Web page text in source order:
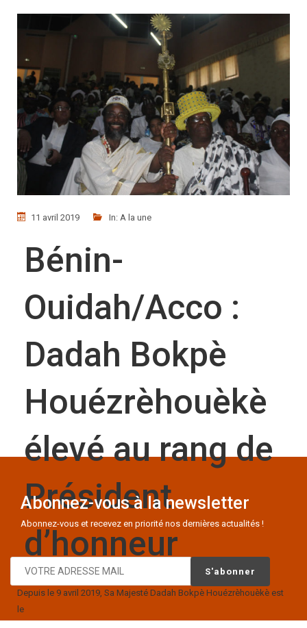
11 avril 2019 In: A la une
Bénin-
Ouidah/Acco :
Dadah Bokpè
Houézrèhouèkè
élevé au rang de
Président
d’honneur
Depuis le 9 avril 2019, Sa Majesté Dadah Bokpè Houézrèhouèkè est
le
Abonnez-vous à la newsletter
Abonnez-vous et recevez en priorité nos dernières actualités !